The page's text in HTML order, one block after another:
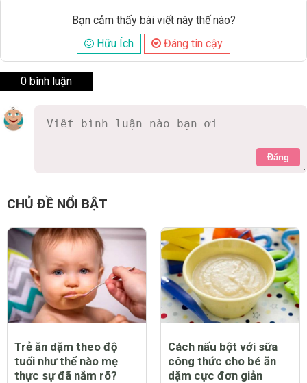
Bạn cảm thấy bài viết này thế nào?
Hữu Ích
Đáng tin cậy
0 bình luận
Đăng
CHỦ ĐỀ NỔI BẬT
Trẻ ăn dặm theo độ
tuổi như thế nào mẹ
thực sự đã nắm rõ?
Cách nấu bột với sữa
công thức cho bé ăn
dặm cực đơn giản